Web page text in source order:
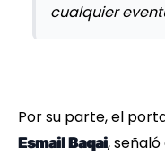
cualquier
Por su parte, el
Esmail Baqai,